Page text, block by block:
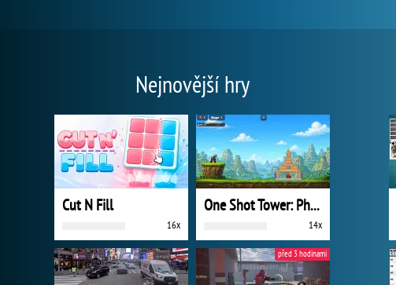
Nejnovější hry
Cut N Fill
16x
One Shot Tower: Physics Destroyer
14x
před 3 hodinami